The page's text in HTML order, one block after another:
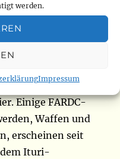
werden.
Impressum
die die
„Jetzt
Und wir
schuld“,
Einige FARDC-
Waffen und
erscheinen seit
dem Ituri-